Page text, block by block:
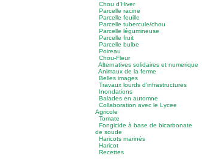
Chou d'Hiver
Parcelle racine
Parcelle feuille
Parcelle tubercule/chou
Parcelle légumineuse
Parcelle fruit
Parcelle bulbe
Poireau
Chou-Fleur
Alternatives solidaires et numerique
Animaux de la ferme
Belles images
Travaux lourds d'infrastructures
Inondations
Balades en automne
Collaboration avec le Lycee
Agricole
Tomate
Fongicide à base de bicarbonate
de soude
Haricots marinés
Haricot
Recettes